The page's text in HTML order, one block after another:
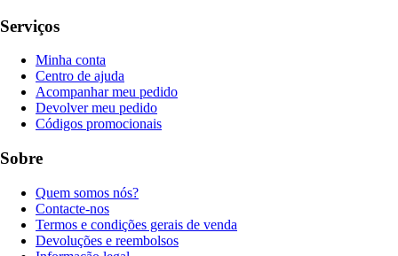
Serviços
Minha conta
Centro de ajuda
Acompanhar meu pedido
Devolver meu pedido
Códigos promocionais
Sobre
Quem somos nós?
Contacte-nos
Termos e condições gerais de venda
Devoluções e reembolsos